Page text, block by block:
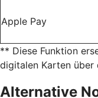
Apple Pay
** Diese Funktion
digitalen Karten über
Alternative